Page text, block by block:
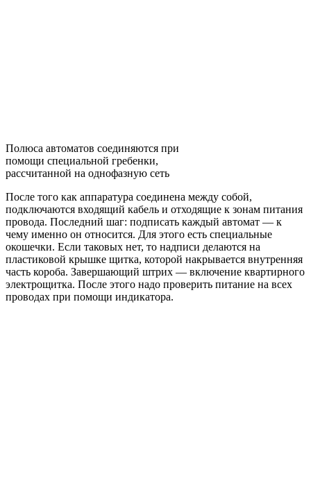
Полюса автоматов соединяются при
помощи специальной гребенки,
рассчитанной на однофазную сеть
После того как аппаратура соединена между собой,
подключаются входящий кабель и отходящие к зонам питания
провода. Последний шаг: подписать каждый автомат — к
чему именно он относится. Для этого есть специальные
окошечки. Если таковых нет, то надписи делаются на
пластиковой крышке щитка, которой накрывается внутренняя
часть короба. Завершающий штрих — включение квартирного
электрощитка. После этого надо проверить питание на всех
проводах при помощи индикатора.